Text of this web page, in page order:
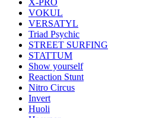
VOKUL
VERSATYL
Triad Psychic
STREET SURFING
STATTUM
Show yourself
Reaction Stunt
Nitro Circus
Invert
Huoli